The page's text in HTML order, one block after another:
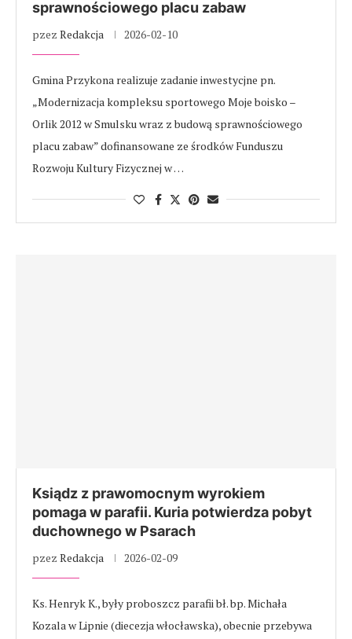
sprawnościowego placu zabaw
pzez Redakcja 2026-02-10
Gmina Przykona realizuje zadanie inwestycjne pn.
„Modernizacja kompleksu sportowego Moje boisko –
Orlik 2012 w Smulsku wraz z budową sprawnościowego
placu zabaw” dofinansowane ze środków Funduszu
Rozwoju Kultury Fizycznej w …
Ksiądz z prawomocnym wyrokiem
pomaga w parafii. Kuria potwierdza pobyt
duchownego w Psarach
pzez Redakcja 2026-02-09
Ks. Henryk K., były proboszcz parafii bł. bp. Michała
Kozala w Lipnie (diecezja włocławska), obecnie przebywa